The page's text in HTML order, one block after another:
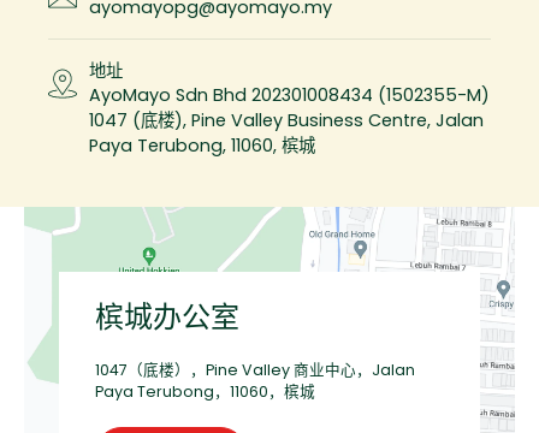
ayomayopg@ayomayo.my
地址
AyoMayo Sdn Bhd 202301008434 (1502355-M)
1047 (底楼), Pine Valley Business Centre, Jalan
Paya Terubong, 11060, 槟城
槟城办公室
1047（底楼），Pine Valley 商业中心，Jalan
Paya Terubong，11060，槟城